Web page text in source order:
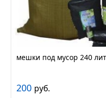
мешки под мусор 240
200 руб.